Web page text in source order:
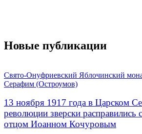
Новые публикации
Свято-Онуфриевский Яблочинский
Серафим (Остроумов)
13 ноября 1917 года в Царском
революции зверски
отцом Иоанном Кочуровым